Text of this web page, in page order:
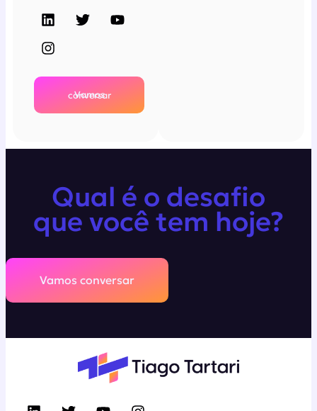
Vamos conversar
Qual é o desafio
que você tem hoje?
Vamos conversar